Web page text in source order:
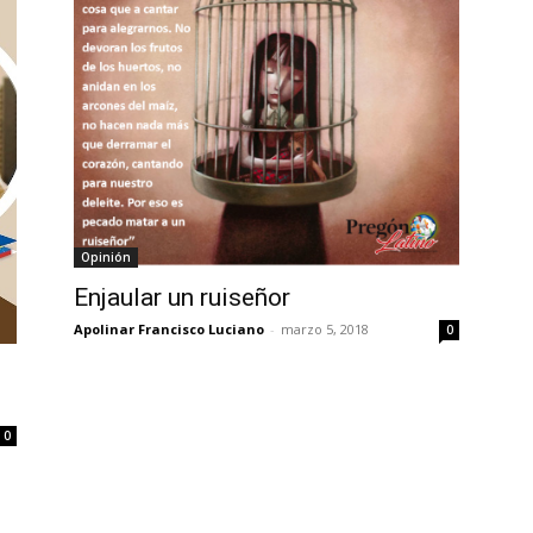
0
Opinión
Enjaular un ruiseñor
Apolinar Francisco Luciano - marzo 5, 2018 0